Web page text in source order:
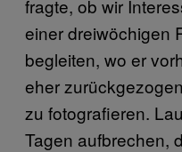
fragte, ob wir
einer dreiwöchigen
begleiten, wo er
eher
zu fotografieren.
Tagen aufbrechen,